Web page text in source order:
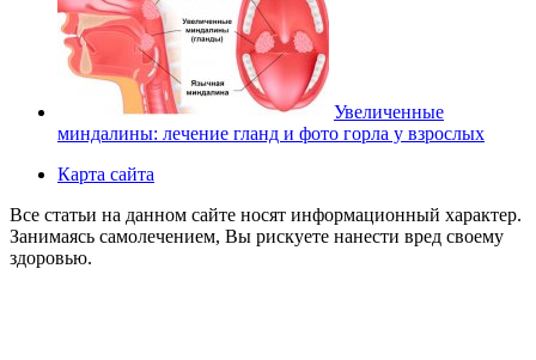
Увеличенные
миндалины: лечение гланд и фото горла у взрослых
Карта сайта
Все статьи на данном сайте носят информационный характер.
Занимаясь самолечением, Вы рискуете нанести вред своему
здоровью.